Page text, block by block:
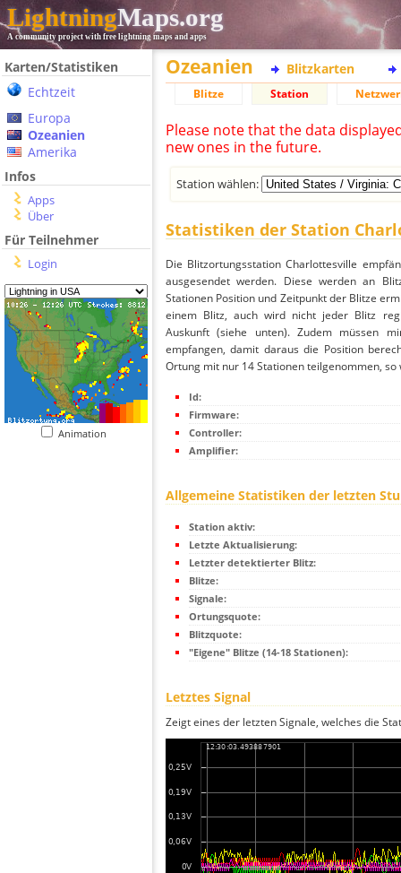
LightningMaps.org
A community project with free lightning maps and apps
Karten/Statistiken
Echtzeit
Europa
Ozeanien
Amerika
Infos
Apps
Über
Für Teilnehmer
Login
Animation
Ozeanien Blitzkarten
Blitze Station
Please note that the data
new ones in the future.
Station wählen:
Statistiken der Station
Die Blitzortungsstation Charlottesville
ausgesendet werden. Diese werden an
Stationen Position und Zeitpunkt der Blitze
einem Blitz, auch wird nicht jeder Blitz
Auskunft (siehe unten). Zudem müssen
empfangen, damit daraus die Position
Ortung mit nur 14 Stationen teilgenommen,
Id:
Firmware:
Controller:
Amplifier:
Allgemeine Statistiken der letzten
Station aktiv:
Letzte Aktualisierung:
Letzter detektierter Blitz:
Blitze:
Signale:
Ortungsquote:
Blitzquote:
"Eigene" Blitze (14-18 Stationen):
Letztes Signal
Zeigt eines der letzten Signale, welches die